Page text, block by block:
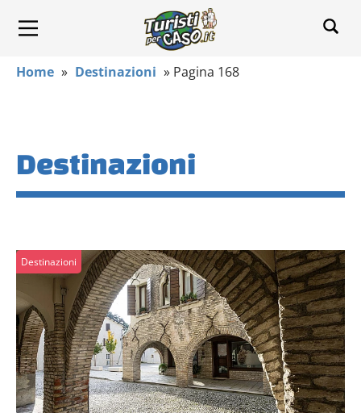
Home » Destinazioni » Pagina 168
Destinazioni
Destinazioni